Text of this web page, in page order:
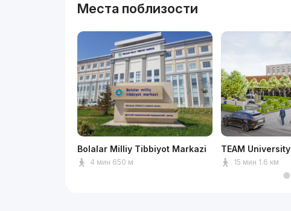
Места поблизости
Bolalar Milliy Tibbiyot Markazi
4 мин 650 м
TEAM University
15 мин 1.6 км